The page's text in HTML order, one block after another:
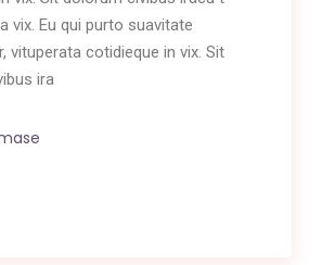
vix. Eu qui purto suavitate
vituperata cotidieque in vix. Sit
ira